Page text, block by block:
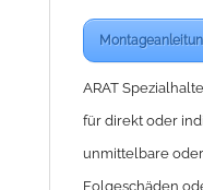
ARAT
für direkt oder
unmittelbare
Folgeschäden